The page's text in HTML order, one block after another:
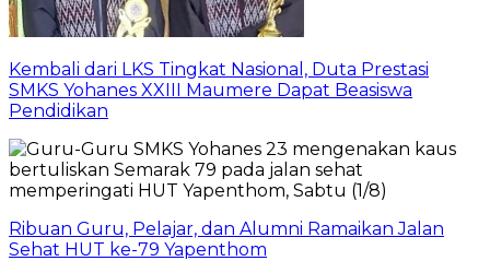
Kembali dari LKS Tingkat Nasional, Duta Prestasi
SMKS Yohanes XXIII Maumere Dapat Beasiswa
Pendidikan
Ribuan Guru, Pelajar, dan Alumni Ramaikan Jalan
Sehat HUT ke-79 Yapenthom